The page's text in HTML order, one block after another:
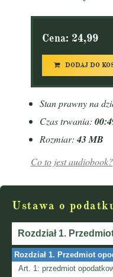
Cena: 24,99
DODAJ DO
Stan prawny na
Czas trwania:
Rozmiar: 43 MB
Co to jest audiobook?
Ustawa o
Rozdział 1.
Rozdział 1. Przedmiot
Art. 1: przedmiot